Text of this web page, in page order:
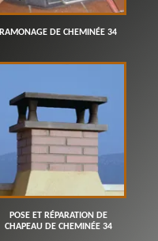
RAMONAGE DE CHEMINÉE 34
POSE ET RÉPARATION DE
CHAPEAU DE CHEMINÉE 34